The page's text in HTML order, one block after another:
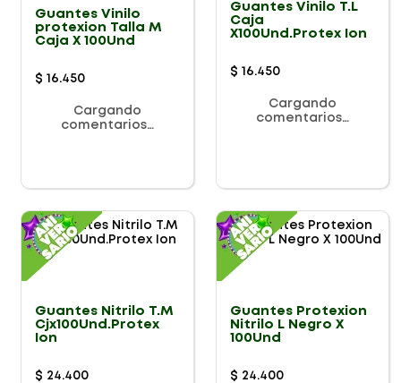
Guantes Vinilo
protexion Talla M
Caja X 100Und
$ 16.450
Cargando
comentarios…
Guantes Vinilo T.L
Caja
X100Und.Protex Ion
$ 16.450
Cargando
comentarios…
Guantes Nitrilo T.M
Cjx100Und.Protex
Ion
$ 24.400
Guantes Protexion
Nitrilo L Negro X
100Und
$ 24.400